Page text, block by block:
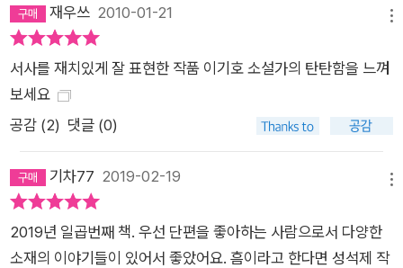
재우쓰 2010-01-21
서사를 재치있게 잘 표현한 작품 이기호 소설가의 탄탄함을 느껴
보세요
공감 (2) 댓글 (0)
기차77 2019-02-19
2019년 일곱번째 책. 우선 단편을 좋아하는 사람으로서 다양한
소재의 이야기들이 있어서 좋았어요. 흠이라고 한다면 성석제 작